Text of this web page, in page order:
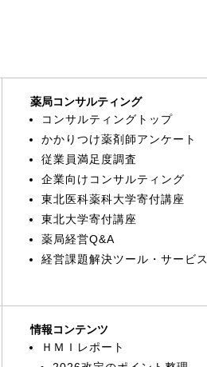
薬局コンサルティング
コンサルティングトップ
かかりつけ薬剤師アンケート
従業員満足度調査
企業向けコンサルティング
東北医科薬科大学寄付講座
東北大学寄付講座
薬局経営Q&A
経営課題解決ツール・サービス
情報コンテンツ
ＨＭＩレポート